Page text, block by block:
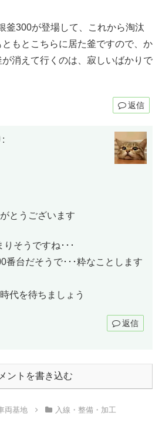
釜300が登場して、これから淘汰
もとこちらに居た釜ですので、か
消えて行くのは、寂しいばかりで
返信
:
とうございます
そうですね･･･
番台だそうで･･･粋なことします
代を待ちましょう
返信
ントを書き込む
両基地 入線・整備・加工